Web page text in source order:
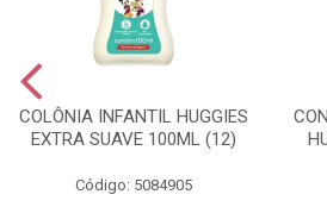
COLÔNIA INFANTIL HUGGIES
EXTRA SUAVE 100ML (12)
Código: 5084905